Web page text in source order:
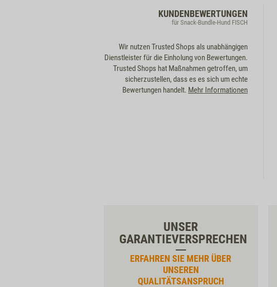
KUNDENBEWERTUNGEN
für Snack-Bundle-Hund FISCH
Wir nutzen Trusted Shops als unabhängigen
Dienstleister für die Einholung von Bewertungen.
Trusted Shops hat Maßnahmen getroffen, um
sicherzustellen, dass es es sich um echte
Bewertungen handelt. Mehr Informationen
UNSER
GARANTIEVERSPRECHEN
ERFAHREN SIE MEHR ÜBER
UNSEREN
QUALITÄTSANSPRUCH